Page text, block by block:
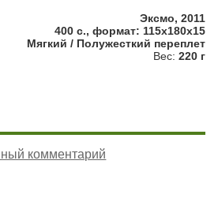
Эксмо, 2011
400 с., формат: 115x180x15
Мягкий / Полужесткий переплет
Вес: 220 г
комментарий